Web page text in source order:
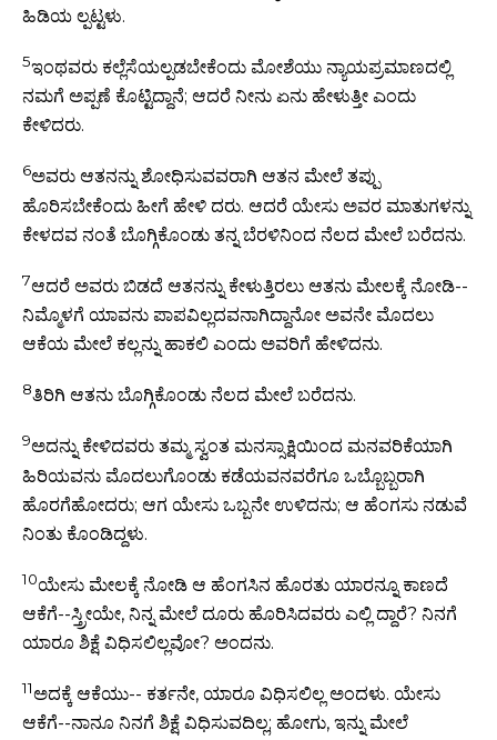
ಹಿಡಿಯ ಲ್ಪಟ್ಟಳು.
5ಇಂಥವರು ಕಲ್ಲೆಸೆಯಲ್ಪಡಬೇಕೆಂದು ಮೋಶೆಯು ನ್ಯಾಯಪ್ರಮಾಣದಲ್ಲಿ
ನಮಗೆ ಅಪ್ಪಣೆ ಕೊಟ್ಟಿದ್ದಾನೆ; ಆದರೆ ನೀನು ಏನು ಹೇಳುತ್ತೀ ಎಂದು
ಕೇಳಿದರು.
6ಅವರು ಆತನನ್ನು ಶೋಧಿಸುವವರಾಗಿ ಆತನ ಮೇಲೆ ತಪ್ಪು
ಹೊರಿಸಬೇಕೆಂದು ಹೀಗೆ ಹೇಳಿ ದರು. ಆದರೆ ಯೇಸು ಅವರ ಮಾತುಗಳನ್ನು
ಕೇಳದವ ನಂತೆ ಬೊಗ್ಗಿಕೊಂಡು ತನ್ನ ಬೆರಳಿನಿಂದ ನೆಲದ ಮೇಲೆ ಬರೆದನು.
7ಆದರೆ ಅವರು ಬಿಡದೆ ಆತನನ್ನು ಕೇಳುತ್ತಿರಲು ಆತನು ಮೇಲಕ್ಕೆ ನೋಡಿ--
ನಿಮ್ಮೊಳಗೆ ಯಾವನು ಪಾಪವಿಲ್ಲದವನಾಗಿದ್ದಾನೋ ಅವನೇ ಮೊದಲು
ಆಕೆಯ ಮೇಲೆ ಕಲ್ಲನ್ನು ಹಾಕಲಿ ಎಂದು ಅವರಿಗೆ ಹೇಳಿದನು.
8ತಿರಿಗಿ ಆತನು ಬೊಗ್ಗಿಕೊಂಡು ನೆಲದ ಮೇಲೆ ಬರೆದನು.
9ಅದನ್ನು ಕೇಳಿದವರು ತಮ್ಮ ಸ್ವಂತ ಮನಸ್ಸಾಕ್ಷಿಯಿಂದ ಮನವರಿಕೆಯಾಗಿ
ಹಿರಿಯವನು ಮೊದಲುಗೊಂಡು ಕಡೆಯವನವರೆಗೂ ಒಬ್ಬೊಬ್ಬರಾಗಿ
ಹೊರಗೆಹೋದರು; ಆಗ ಯೇಸು ಒಬ್ಬನೇ ಉಳಿದನು; ಆ ಹೆಂಗಸು ನಡುವೆ
ನಿಂತು ಕೊಂಡಿದ್ದಳು.
10ಯೇಸು ಮೇಲಕ್ಕೆ ನೋಡಿ ಆ ಹೆಂಗಸಿನ ಹೊರತು ಯಾರನ್ನೂ ಕಾಣದೆ
ಆಕೆಗೆ--ಸ್ತ್ರೀಯೇ, ನಿನ್ನ ಮೇಲೆ ದೂರು ಹೊರಿಸಿದವರು ಎಲ್ಲಿ ದ್ದಾರೆ? ನಿನಗೆ
ಯಾರೂ ಶಿಕ್ಷೆ ವಿಧಿಸಲಿಲ್ಲವೋ? ಅಂದನು.
11ಅದಕ್ಕೆ ಆಕೆಯು-- ಕರ್ತನೇ, ಯಾರೂ ವಿಧಿಸಲಿಲ್ಲ ಅಂದಳು. ಯೇಸು
ಆಕೆಗೆ--ನಾನೂ ನಿನಗೆ ಶಿಕ್ಷೆ ವಿಧಿಸುವದಿಲ್ಲ; ಹೋಗು, ಇನ್ನು ಮೇಲೆ